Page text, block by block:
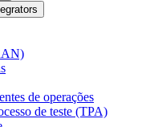
de operações
de teste (TPA)